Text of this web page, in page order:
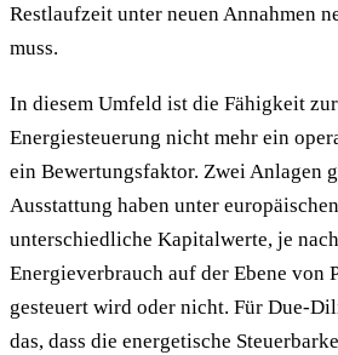
Restlaufzeit unter neuen Annahmen
muss.
In diesem Umfeld ist die Fähigkeit
Energiesteuerung nicht mehr ein
ein Bewertungsfaktor. Zwei Anlagen
Ausstattung haben unter
unterschiedliche Kapitalwerte, je
Energieverbrauch auf der Ebene von
gesteuert wird oder nicht. Für Due-
das, dass die energetische